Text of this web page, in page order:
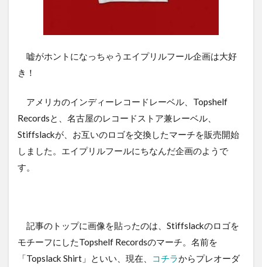
嘘がホントになっちゃうエイプリルフール企画は大好
き！
アメリカのインディーレコードレーベル、Topshelf
Recordsと、名古屋のレコードストア兼レーベル、
Stiffslackが、お互いのロゴを交換したマーチを販売開始
しました。エイプリルフールにちなんだ企画のようで
す。
記事のトップに画像を貼ったのは、Stiffslackのロゴを
モチーフにしたTopshelf Recordsのマーチ。名前を
「Topslack Shirt」といい、現在、
コチラからプレオーダ